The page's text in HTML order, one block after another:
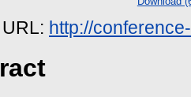
http://